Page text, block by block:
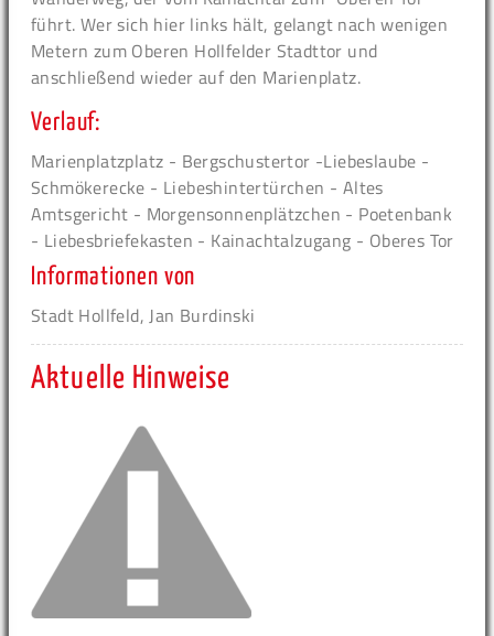
führt. Wer sich hier links hält, gelangt nach wenigen
Metern zum Oberen Hollfelder Stadttor und
anschließend wieder auf den Marienplatz.
Verlauf:
Marienplatzplatz - Bergschustertor -Liebeslaube -
Schmökerecke - Liebeshintertürchen - Altes
Amtsgericht - Morgensonnenplätzchen - Poetenbank
- Liebesbriefekasten - Kainachtalzugang - Oberes Tor
Informationen von
Stadt Hollfeld, Jan Burdinski
Aktuelle Hinweise